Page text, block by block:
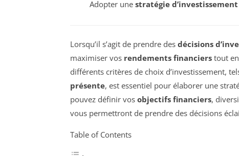
Adopter une stratégie d’investissement
Lorsqu’il s’agit de prendre des décisions
maximiser vos rendements financiers tout
différents critères de choix d’investissement,
présente, est essentiel pour élaborer une
pouvez définir vos objectifs financiers,
vous permettront de prendre des décisions
Table of Contents